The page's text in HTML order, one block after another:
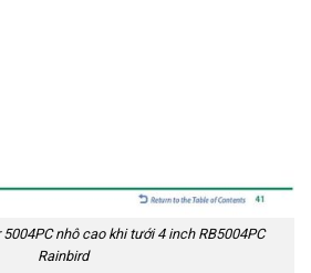
nhô cao khi tưới 4 inch RB5004PC
Rainbird